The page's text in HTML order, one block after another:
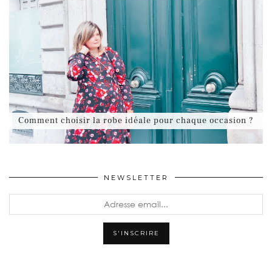
Comment choisir la robe idéale pour chaque occasion ?
NEWSLETTER